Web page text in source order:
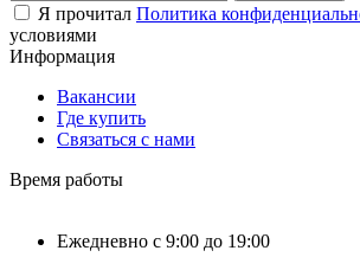
Я прочитал Политика
условиями
Информация
Вакансии
Где купить
Связаться с нами
Время работы
Ежедневно с 9:00 до 19:00